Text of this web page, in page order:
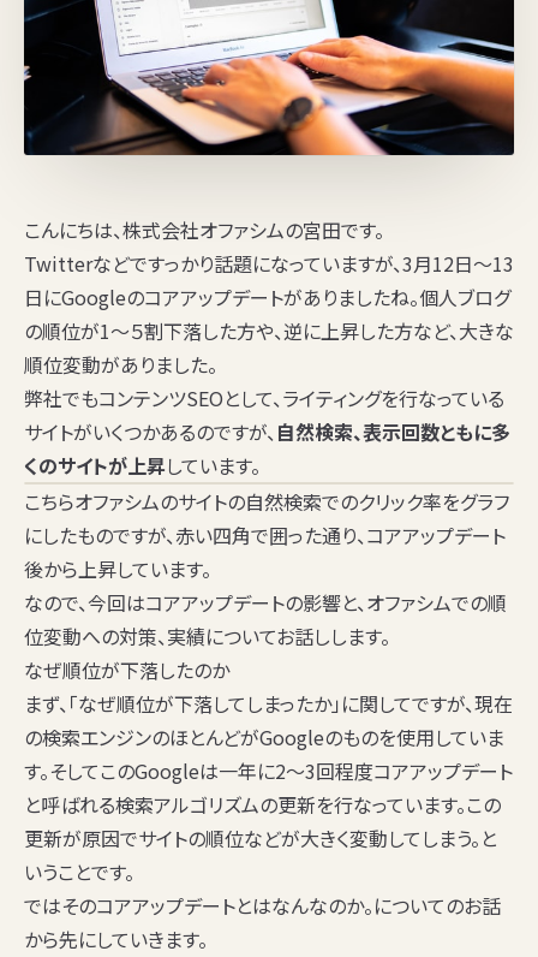
こんにちは、株式会社オファシムの宮田です。
Twitterなどですっかり話題になっていますが、3月12日〜13
日にGoogleのコアアップデートがありましたね。個人ブログ
の順位が1〜５割下落した方や、逆に上昇した方など、大きな
順位変動がありました。
弊社でもコンテンツSEOとして、ライティングを行なっている
サイトがいくつかあるのですが、 自然検索、表示回数ともに多
くのサイトが上昇しています。
こちらオファシムのサイトの自然検索でのクリック率をグラフ
にしたものですが、赤い四角で囲った通り、コアアップデート
後から上昇しています。
なので、今回はコアアップデートの影響と、オファシムでの順
位変動への対策、実績についてお話しします。
なぜ順位が下落したのか
まず、「なぜ順位が下落してしまったか」に関してですが、現在
の検索エンジンのほとんどがGoogleのものを使用していま
す。そしてこのGoogleは一年に2〜3回程度コアアップデート
と呼ばれる検索アルゴリズムの更新を行なっています。この
更新が原因でサイトの順位などが大きく変動してしまう。と
いうことです。
ではそのコアアップデートとはなんなのか。についてのお話
から先にしていきます。